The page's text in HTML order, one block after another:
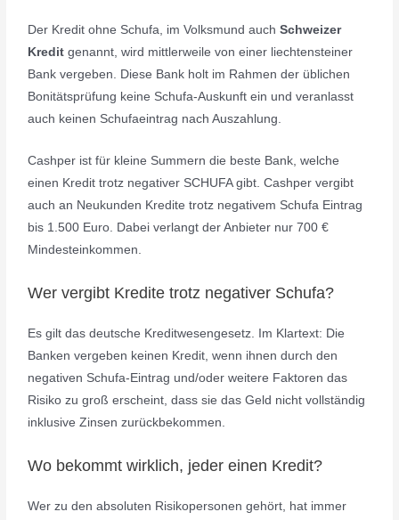
Der Kredit ohne Schufa, im Volksmund auchSchweizer
Kredit genannt, wird mittlerweile von einer liechtensteiner
Bank vergeben. Diese Bank holt im Rahmen der üblichen
Bonitätsprüfung keine Schufa-Auskunft ein und veranlasst
auch keinen Schufaeintrag nach Auszahlung.
Cashper ist für kleine Summern die beste Bank, welche
einen Kredit trotz negativer SCHUFA gibt. Cashper vergibt
auch an Neukunden Kredite trotz negativem Schufa Eintrag
bis 1.500 Euro. Dabei verlangt der Anbieter nur 700 €
Mindesteinkommen.
Wer vergibt Kredite trotz negativer Schufa?
Es gilt das deutsche Kreditwesengesetz. Im Klartext: Die
Banken vergeben keinen Kredit, wenn ihnen durch den
negativen Schufa-Eintrag und/oder weitere Faktoren das
Risiko zu groß erscheint, dass sie das Geld nicht vollständig
inklusive Zinsen zurückbekommen.
Wo bekommt wirklich, jeder einen Kredit?
Wer zu den absoluten Risikopersonen gehört, hat immer